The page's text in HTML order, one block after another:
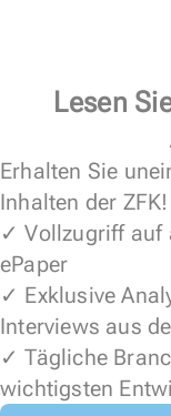
Lesen
Erhalten Sie
Inhalten der ZFK!
✓ Vollzugriff auf
ePaper
✓ Exklusive
Interviews aus
✓ Tägliche
wichtigsten